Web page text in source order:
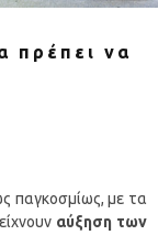
πρέπει να
παγκοσμίως, με τα
αύξηση των